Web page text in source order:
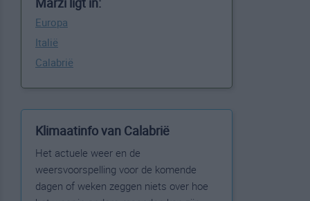
Europa
Italië
Calabrië
Klimaatinfo van Calabrië
Het actuele weer en de
weersvoorspelling voor de komende
dagen of weken zeggen niets over hoe